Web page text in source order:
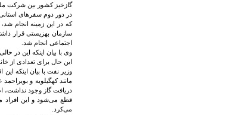
گازخیز کشور بین شرکت
در دور دوم سفرهای
که در این زمینه انجام
سازمان بهزیستی قرار
اجتماعی انجام شد.
وی با بیان اینکه این در
این حال برای تعدادی از
وزیر نفت با بیان اینکه
مانند کهگیلویه و
دریافت گاز وجود نداشت،
قطع می‌شود و این افراد
می‌کرد.